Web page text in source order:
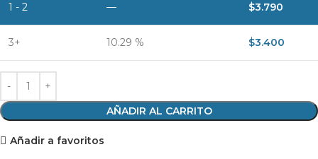
1 - 2 — $3.790
3+ 10.29 % $3.400
AÑADIR AL CARRITO
Añadir a favoritos